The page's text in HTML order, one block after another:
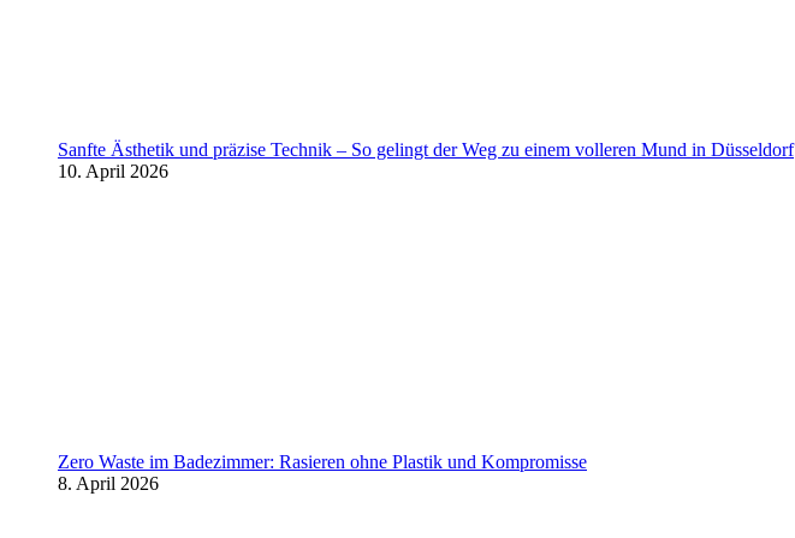
Sanfte Ästhetik und präzise Technik – So gelingt der Weg zu einem volleren Mund in Düsseldorf
10. April 2026
Zero Waste im Badezimmer: Rasieren ohne Plastik und Kompromisse
8. April 2026